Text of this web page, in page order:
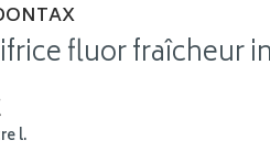
fluor fraîcheur
l.